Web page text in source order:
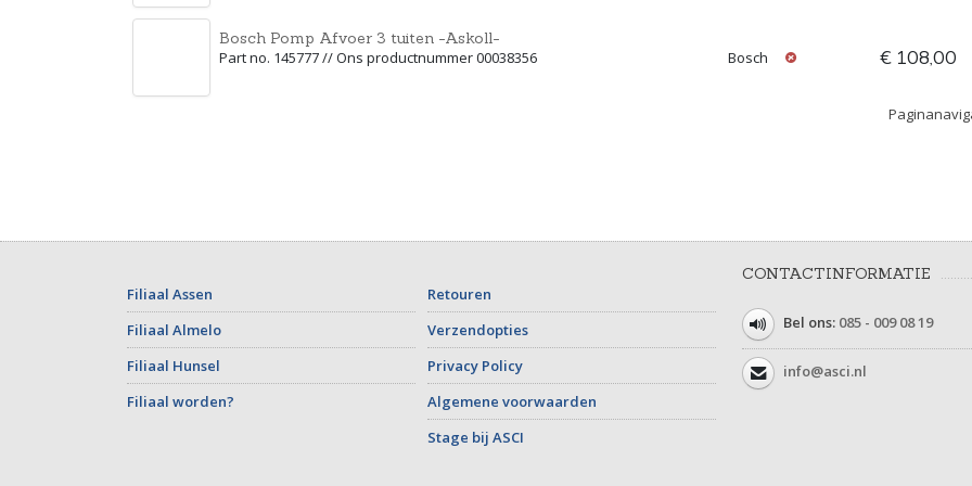
Bosch Pomp Afvoer 3 tuiten -Askoll-
Part no. 145777 // Ons productnummer 00038356
Bosch € 108,00
Filiaal Assen
Filiaal Almelo
Filiaal Hunsel
Filiaal worden?
Retouren
Verzendopties
Privacy Policy
Algemene voorwaarden
Stage bij ASCI
CONTACTINFORMATIE
Bel ons: 085 - 009 08 19
info@asci.nl